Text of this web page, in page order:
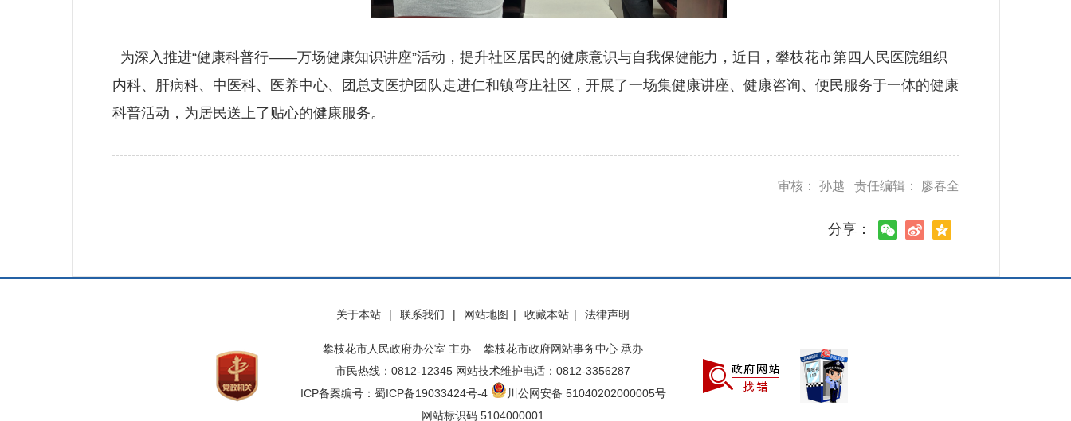
为深入推进“健康科普行——万场健康知识讲座”活动，提升社区居民的健康意识与自我保健能力，近日，攀枝花市第四人民医院组织
内科、肝病科、中医科、医养中心、团总支医护团队走进仁和镇弯庄社区，开展了一场集健康讲座、健康咨询、便民服务于一体的健康
科普活动，为居民送上了贴心的健康服务。
审核： 孙越 责任编辑： 廖春全
分享：
关于本站 | 联系我们 | 网站地图 | 收藏本站 | 法律声明
攀枝花市人民政府办公室 主办 攀枝花市政府网站事务中心 承办
市民热线：0812-12345 网站技术维护电话：0812-3356287
ICP备案编号：蜀ICP备19033424号-4
川公网安备 51040202000005号
网站标识码 5104000001